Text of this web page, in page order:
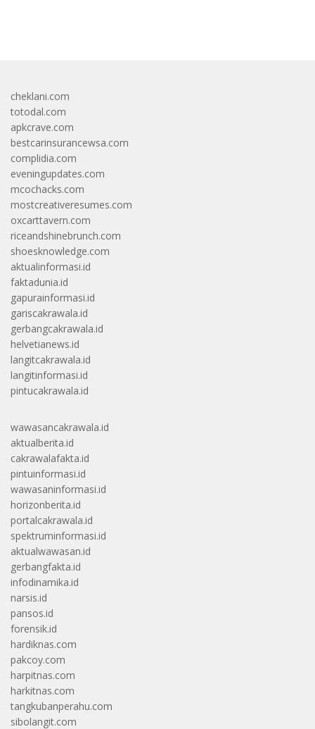
cheklani.com
totodal.com
apkcrave.com
bestcarinsurancewsa.com
complidia.com
eveningupdates.com
mcochacks.com
mostcreativeresumes.com
oxcarttavern.com
riceandshinebrunch.com
shoesknowledge.com
aktualinformasi.id
faktadunia.id
gapurainformasi.id
gariscakrawala.id
gerbangcakrawala.id
helvetianews.id
langitcakrawala.id
langitinformasi.id
pintucakrawala.id
wawasancakrawala.id
aktualberita.id
cakrawalafakta.id
pintuinformasi.id
wawasaninformasi.id
horizonberita.id
portalcakrawala.id
spektruminformasi.id
aktualwawasan.id
gerbangfakta.id
infodinamika.id
narsis.id
pansos.id
forensik.id
hardiknas.com
pakcoy.com
harpitnas.com
harkitnas.com
tangkubanperahu.com
sibolangit.com